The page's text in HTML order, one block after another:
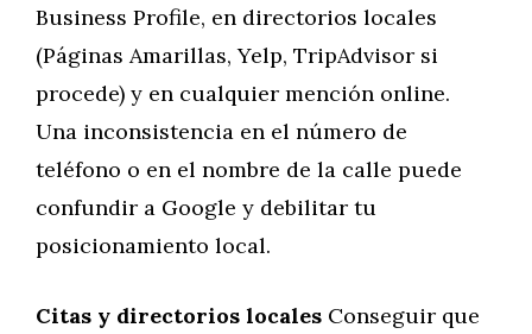
Business Profile, en directorios locales
(Páginas Amarillas, Yelp, TripAdvisor si
procede) y en cualquier mención online.
Una inconsistencia en el número de
teléfono o en el nombre de la calle puede
confundir a Google y debilitar tu
posicionamiento local.
Citas y directorios locales Conseguir que